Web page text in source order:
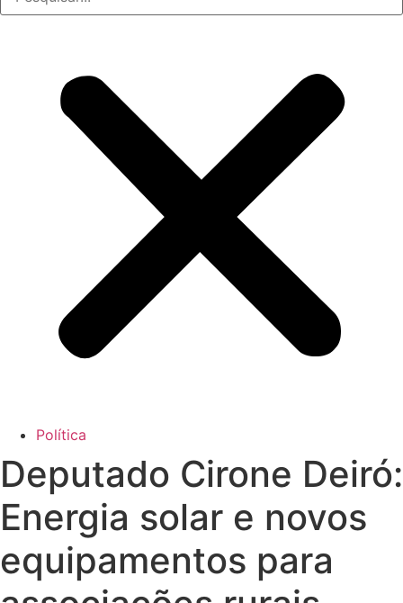
Política
Deputado Cirone Deiró:
Energia solar e novos
equipamentos para